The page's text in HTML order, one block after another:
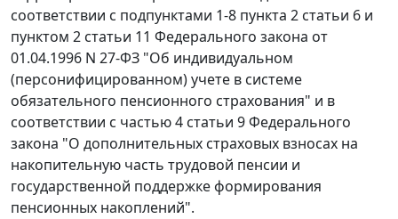
соответствии с подпунктами 1-8 пункта 2 статьи 6 и
пунктом 2 статьи 11 Федерального закона от
01.04.1996 N 27-ФЗ "Об индивидуальном
(персонифицированном) учете в системе
обязательного пенсионного страхования" и в
соответствии с частью 4 статьи 9Федерального
закона "О дополнительных страховых взносах на
накопительную часть трудовой пенсии и
государственной поддержке формирования
пенсионных накоплений".